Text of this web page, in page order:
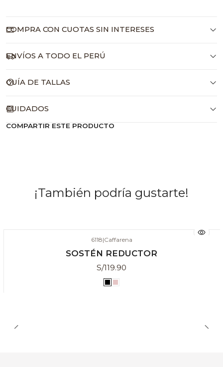
COMPRA CON CUOTAS SIN INTERESES
ENVÍOS A TODO EL PERÚ
GUÍA DE TALLAS
CUIDADOS
COMPARTIR ESTE PRODUCTO
¡También podría gustarte!
6118|Caffarena
SOSTÉN REDUCTOR
S/119.90